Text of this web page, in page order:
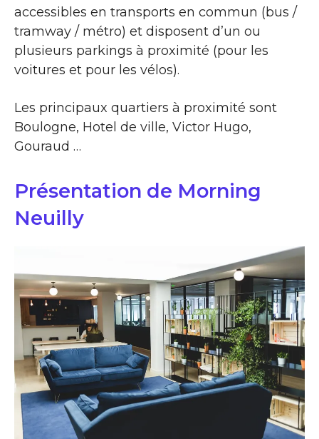
accessibles en transports en commun (bus /
tramway / métro) et disposent d’un ou
plusieurs parkings à proximité (pour les
voitures et pour les vélos).
Les principaux quartiers à proximité sont
Boulogne, Hotel de ville, Victor Hugo,
Gouraud …
Présentation de Morning
Neuilly